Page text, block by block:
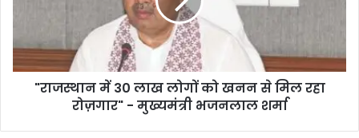
से
मिल
"राजस्थान में 30 लाख लोगों को खनन से मिल रहा
रोज़गार" - मुख्यमंत्री भजनलाल शर्मा